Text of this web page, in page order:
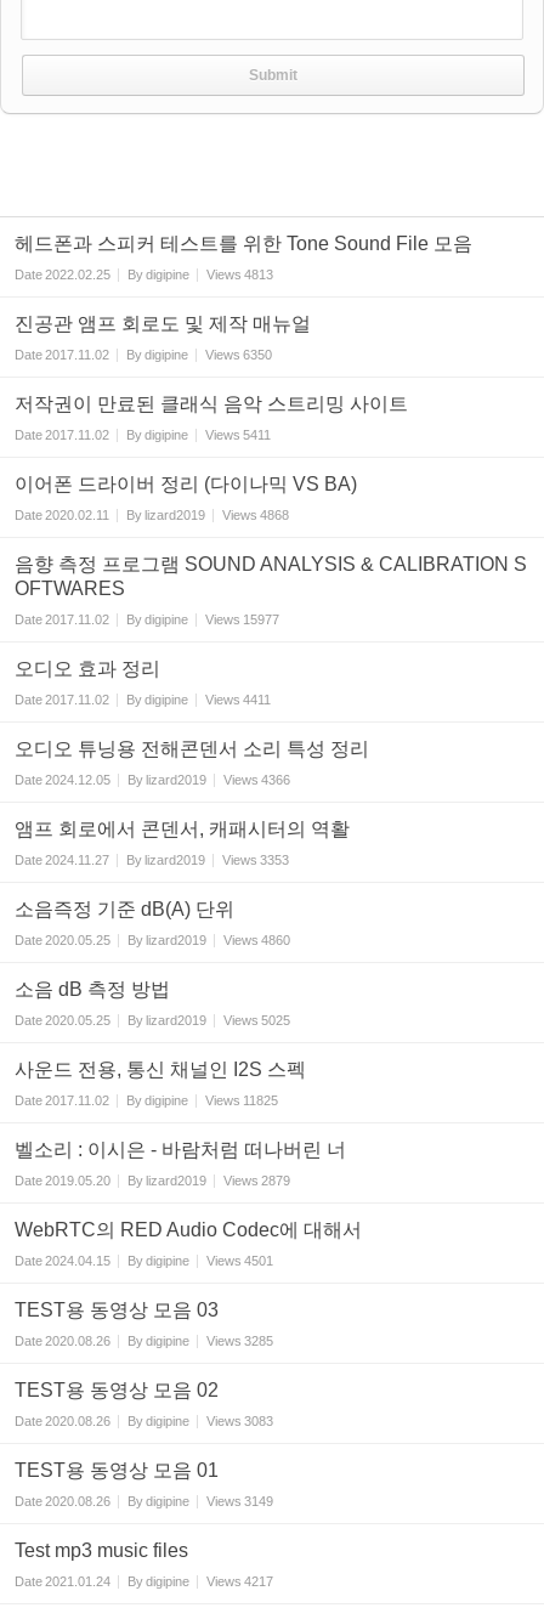
헤드폰과 스피커 테스트를 위한 Tone Sound File 모음
Date2022.02.25 Bydigipine Views 4813
진공관 앰프 회로도 및 제작 매뉴얼
Date2017.11.02 Bydigipine Views 6350
저작권이 만료된 클래식 음악 스트리밍 사이트
Date2017.11.02 Bydigipine Views 5411
이어폰 드라이버 정리 (다이나믹 VS BA)
Date2020.02.11 Bylizard2019 Views 4868
음향 측정 프로그램 SOUND ANALYSIS & CALIBRATION S
OFTWARES
Date2017.11.02 Bydigipine Views 15977
오디오 효과 정리
Date2017.11.02 Bydigipine Views 4411
오디오 튜닝용 전해콘덴서 소리 특성 정리
Date2024.12.05 Bylizard2019 Views 4366
앰프 회로에서 콘덴서, 캐패시터의 역활
Date2024.11.27 Bylizard2019 Views 3353
소음즉정 기준 dB(A) 단위
Date2020.05.25 Bylizard2019 Views 4860
소음 dB 측정 방법
Date2020.05.25 Bylizard2019 Views 5025
사운드 전용, 통신 채널인 I2S 스펙
Date2017.11.02 Bydigipine Views 11825
벨소리 : 이시은 - 바람처럼 떠나버린 너
Date2019.05.20 Bylizard2019 Views 2879
WebRTC의 RED Audio Codec에 대해서
Date2024.04.15 Bydigipine Views 4501
TEST용 동영상 모음 03
Date2020.08.26 Bydigipine Views 3285
TEST용 동영상 모음 02
Date2020.08.26 Bydigipine Views 3083
TEST용 동영상 모음 01
Date2020.08.26 Bydigipine Views 3149
Test mp3 music files
Date2021.01.24 Bydigipine Views 4217